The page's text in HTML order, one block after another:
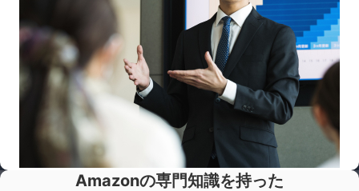
Amazonの専門知識を持った